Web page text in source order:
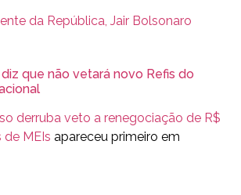
que não vetará novo Refis do
derruba veto a renegociação de R$
MEIs apareceu primeiro em